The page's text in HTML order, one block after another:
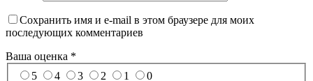
Сохранить имя и e-mail в этом браузере для моих
последующих комментариев
Ваша оценка *
5
4 3 2 1 0